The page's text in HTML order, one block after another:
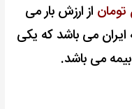
از ارزش بار می
ایران می باشد که یکی
می باشد.